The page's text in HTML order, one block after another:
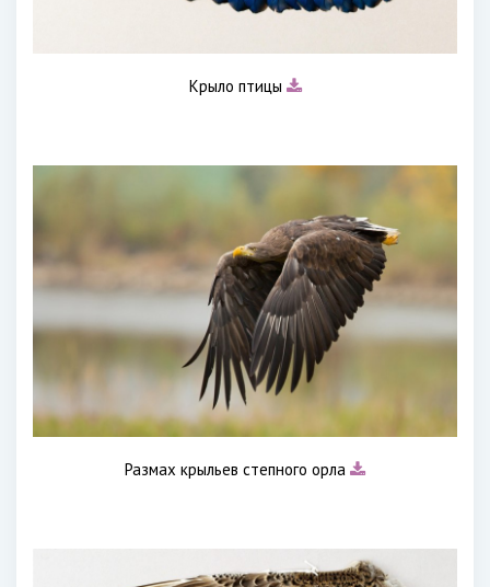
Крыло птицы
Размах крыльев степного орла